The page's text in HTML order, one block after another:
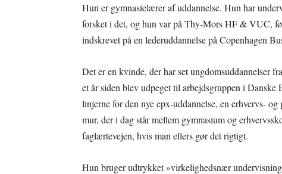
Hun er gymnasielærer af uddannelse. Hun har
forsket i det, og hun var på Thy-Mors HF & VUC,
indskrevet på en lederuddannelse på Copenhagen
Det er en kvinde, der har set ungdomsuddannelser
et år siden blev udpeget til arbejdsgruppen i
linjerne for den nye epx-uddannelse, en erhvervs-
mur, der i dag står mellem gymnasium og
faglærtevejen, hvis man ellers gør det rigtigt.
Hun bruger udtrykket »virkelighedsnær